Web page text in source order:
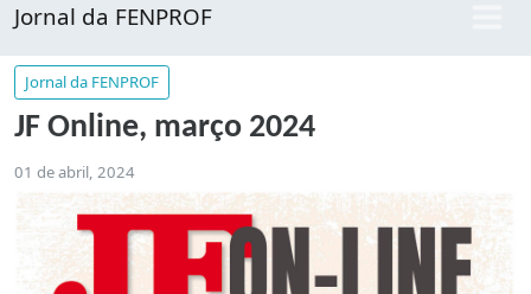
Jornal da FENPROF
Jornal da FENPROF
JF Online, março 2024
01 de abril, 2024